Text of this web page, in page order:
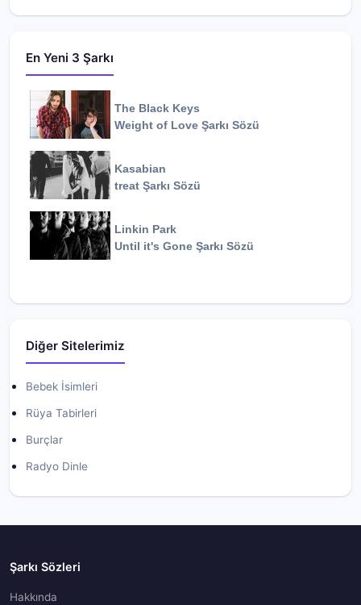
En Yeni 3 Şarkı
The Black Keys
Weight of Love Şarkı Sözü
Kasabian
treat Şarkı Sözü
Linkin Park
Until it's Gone Şarkı Sözü
Diğer Sitelerimiz
Bebek İsimleri
Rüya Tabirleri
Burçlar
Radyo Dinle
Şarkı Sözleri
Hakkında